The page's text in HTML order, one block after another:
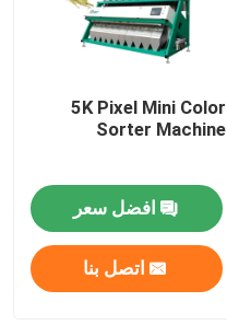
5K Pixel Mini Color
Sorter Machine
افضل سعر
اتصل بنا